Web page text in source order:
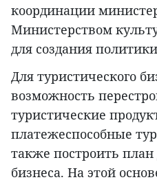
координации
Министерством
для создания
Для туристического
возможность
туристические
платежеспособные
также построить план
бизнеса. На этой